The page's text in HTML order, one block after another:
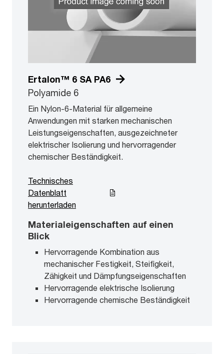
Ertalon™ 6 SA PA6
Polyamide 6
Ein Nylon-6-Material für allgemeine
Anwendungen mit starken mechanischen
Leistungseigenschaften, ausgezeichneter
elektrischer Isolierung und hervorragender
chemischer Beständigkeit.
Materialeigenschaften auf einen
Blick
Hervorragende Kombination aus
mechanischer Festigkeit, Steifigkeit,
Zähigkeit und Dämpfungseigenschaften
Hervorragende elektrische Isolierung
Hervorragende chemische Beständigkeit
Technisches
Datenblatt
herunterladen